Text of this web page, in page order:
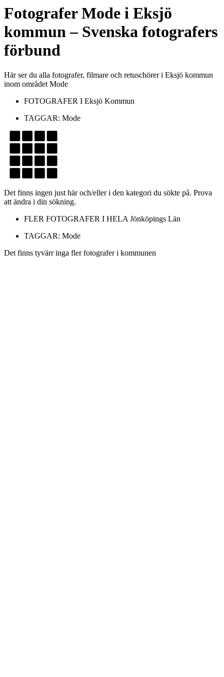
FotograferMode i Eksjö
kommun– Svenska fotografers
förbund
Här ser du alla fotografer, filmare och retuschörer i Eksjö kommun
inom området Mode
FOTOGRAFER I Eksjö Kommun
TAGGAR: Mode
Det finns ingen just här och/eller i den kategori du sökte på. Prova
att ändra i din sökning.
FLER FOTOGRAFER I HELA Jönköpings Län
TAGGAR: Mode
Det finns tyvärr inga fler fotografer i kommunen